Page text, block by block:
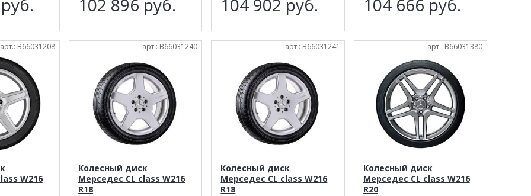
арт.: B66031208
W216
арт.: B66031240
Колесный диск
Мерседес CL class W216
R18
арт.: B66031241
Колесный диск
Мерседес CL class W216
R18
арт.: B66031380
Колесный диск
Мерседес CL class W216
R20